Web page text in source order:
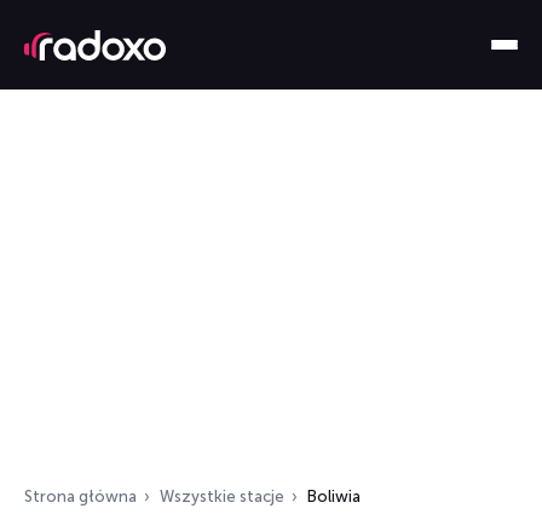
Strona główna Wszystkie stacje Boliwia